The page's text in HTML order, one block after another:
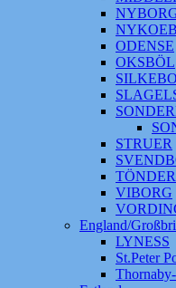
ODENSE
OKSBÖL
STRUER
TÖNDER
VIBORG
England/
LYNESS
St.Peter